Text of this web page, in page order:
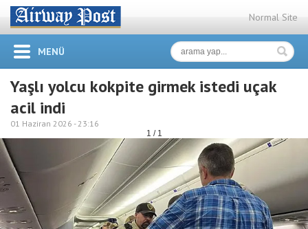
Normal Site
MENÜ
Yaşlı yolcu kokpite girmek istedi uçak
acil indi
01 Haziran 2026 -23:16
1 / 1